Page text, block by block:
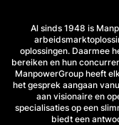
Al sinds 1948 is
oplossingen. Daarmee
bereiken en hun
ManpowerGroup heeft
het gesprek aangaan
aan visionaire en
specialisaties op een
biedt een